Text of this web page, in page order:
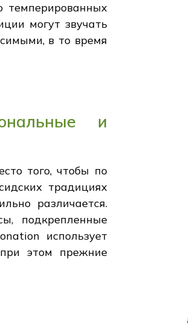
темперированных
могут звучать
в то время
и
того, чтобы по
традициях
различается.
подкрепленные
использует
при этом прежние